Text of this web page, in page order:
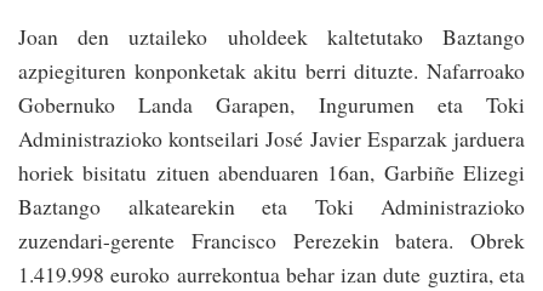
Joan den uztaileko uholdeek kaltetutako Baztango
azpiegituren konponketak akitu berri dituzte. Nafarroako
Gobernuko Landa Garapen, Ingurumen eta Toki
Administrazioko kontseilari José Javier Esparzak jarduera
horiek bisitatu zituen abenduaren 16an, Garbiñe Elizegi
Baztango alkatearekin eta Toki Administrazioko
zuzendari-gerente Francisco Perezekin batera. Obrek
1.419.998 euroko aurrekontua behar izan dute guztira, eta